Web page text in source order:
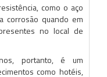
como o aço
corrosão quando em
no local de
portanto, é um
como hotéis,